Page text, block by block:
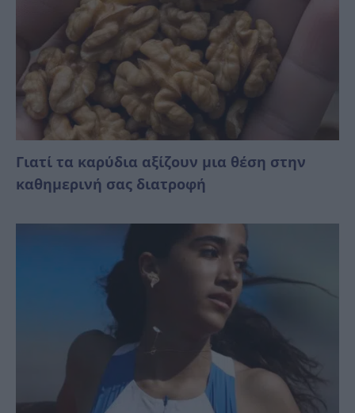
Γιατί τα καρύδια αξίζουν μια θέση στην
καθημερινή σας διατροφή